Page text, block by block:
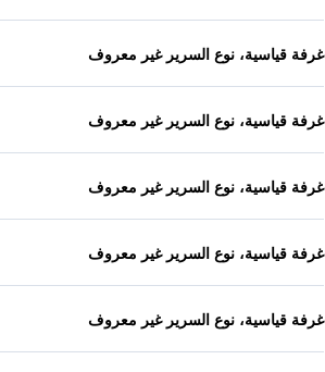
غرفة قياسية، نوع السرير غير معروف
غرفة قياسية، نوع السرير غير معروف
غرفة قياسية، نوع السرير غير معروف
غرفة قياسية، نوع السرير غير معروف
غرفة قياسية، نوع السرير غير معروف